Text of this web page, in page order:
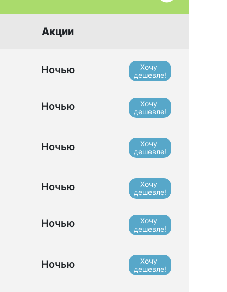
Акции
Ночью
Хочу
дешевле!
Ночью
Хочу
дешевле!
Ночью
Хочу
дешевле!
Ночью
Хочу
дешевле!
Ночью
Хочу
дешевле!
Ночью
Хочу
дешевле!